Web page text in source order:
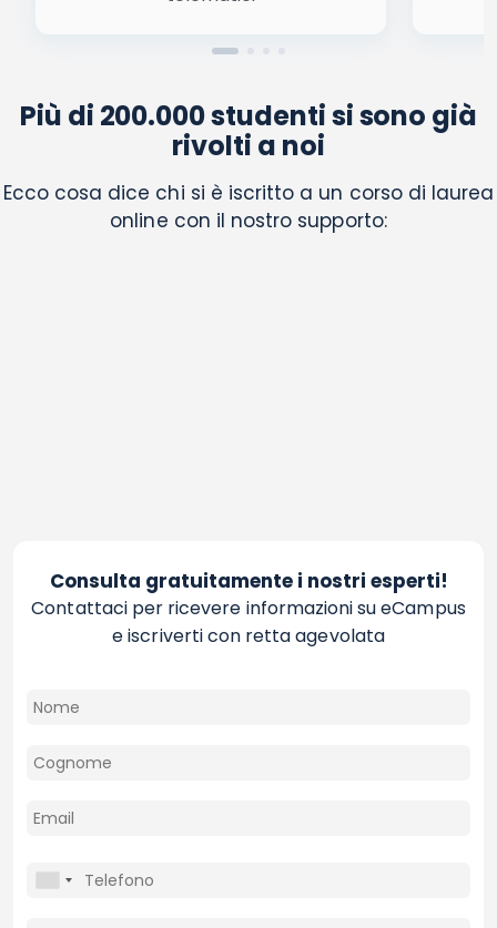
Più di 200.000 studenti si sono già
rivolti a noi
Ecco cosa dice chi si è iscritto a un corso di laurea
online con il nostro supporto:
Consulta gratuitamente i nostri esperti!
Contattaci per ricevere informazioni su eCampus
e iscriverti con retta agevolata